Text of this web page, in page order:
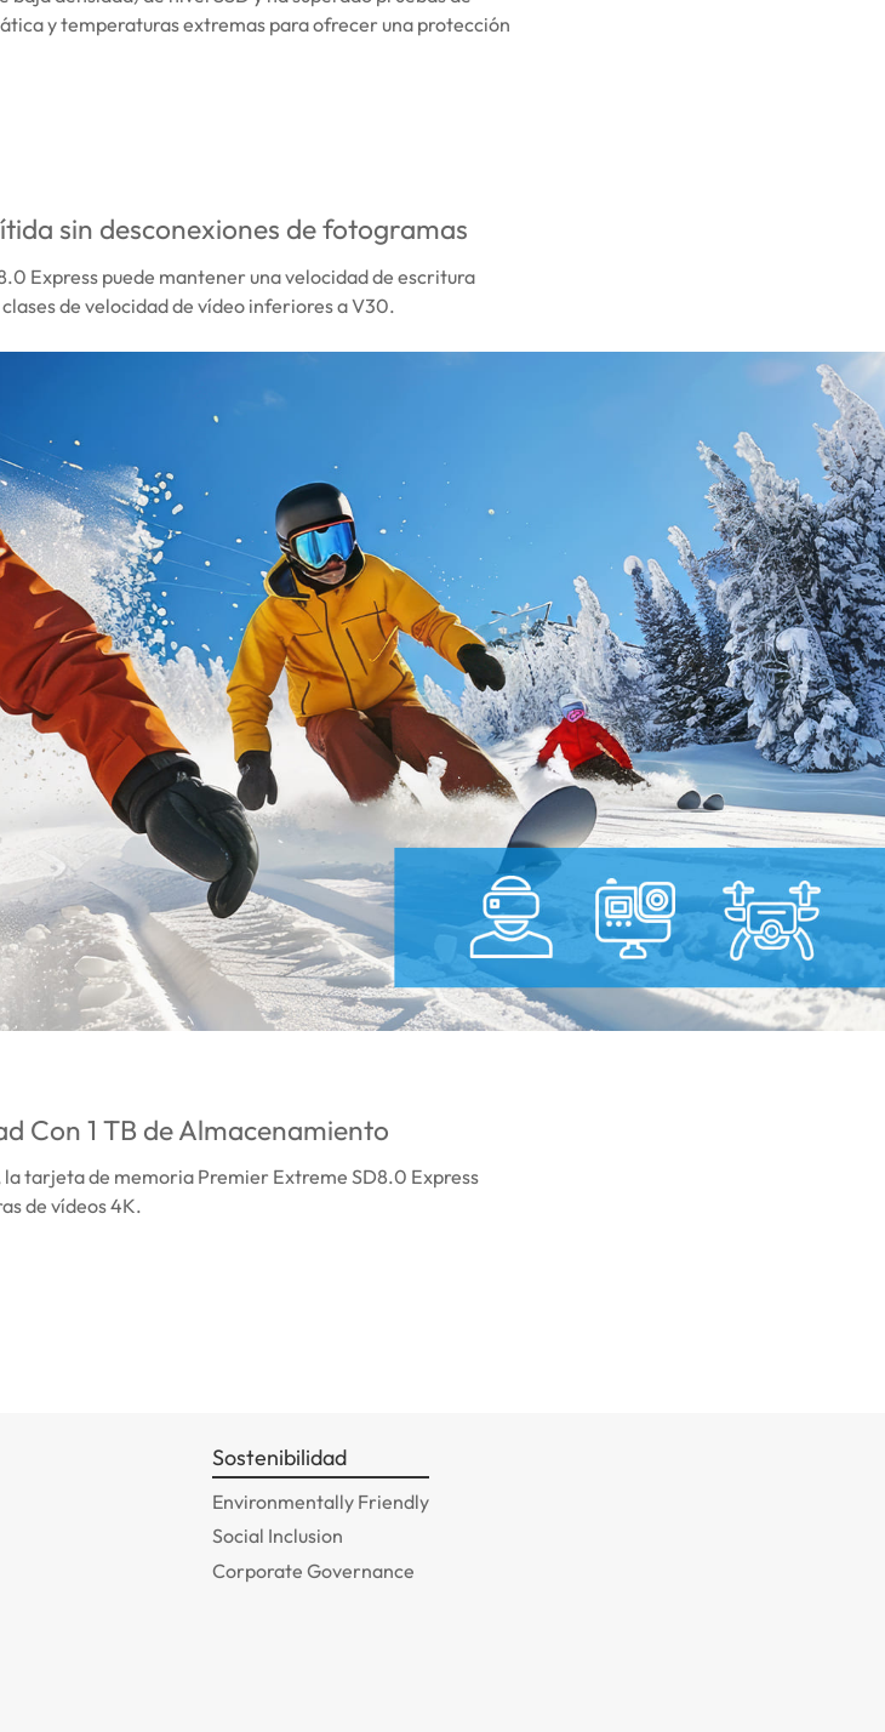
y temperaturas extremas para ofrecer una protección
sin desconexiones de fotogramas
Express puede mantener una velocidad de escritura
de velocidad de vídeo inferiores a V30.
Con 1 TB de Almacenamiento
la tarjeta de memoria Premier Extreme SD8.0 Express
de vídeos 4K.
Sostenibilidad
Environmentally Friendly
Social Inclusion
Corporate Governance